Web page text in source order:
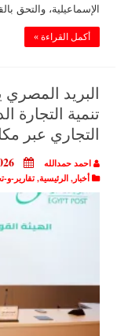
الإسماعيلية، والتحق
أكمل القراءة »
البريد المصري
تنمية التجارة
التجاري عبر
احمد حمدالله 11/03/2026
أخبار,الرئيسية,تقارير-